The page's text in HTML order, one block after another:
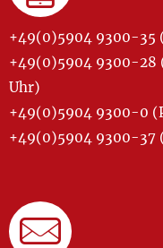
+49(0)5904 9300-35
+49(0)5904 9300-28
Uhr)
+49(0)5904 9300-0
+49(0)5904 9300-37